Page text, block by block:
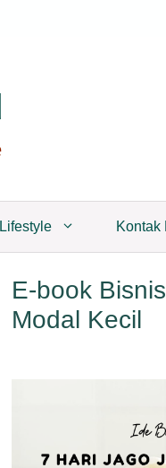
Lifestyle Kontak
E-book
Modal Kecil